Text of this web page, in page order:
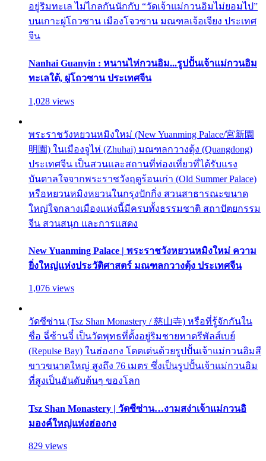
อยู่ริมทะเล ไม่ไกลกันนักกับ “วัดเจ้าแม่กวนอิมไม่ยอมไป”
บนเกาะผู่โถวซาน เมืองโจวซาน มณฑลเจ้อเจียง ประเทศ
จีน
Nanhai Guanyin : หนานไห่กวนอิม...รูปปั้นเจ้าแม่กวนอิม
ทะเลใต้, ผู่โถวซาน ประเทศจีน
1,028 views
พระราชวังหยวนหมิงใหม่ (New Yuanming Palace/宮新園
明園) ในเมืองจูไห่ (Zhuhai) มณฑลกวางตุ้ง (Quangdong)
ประเทศจีน เป็นสวนและสถานที่ท่องเที่ยวที่ได้รับแรง
บันดาลใจจากพระราชวังฤดูร้อนเก่า (Old Summer Palace)
หรือหยวนหมิงหยวนในกรุงปักกิ่ง สวนสาธารณะขนาด
ใหญ่ใจกลางเมืองแห่งนี้มีครบทั้งธรรมชาติ สถาปัตยกรรม
จีน สวนสนุก และการแสดง
New Yuanming Palace | พระราชวังหยวนหมิงใหม่ ความ
ยิ่งใหญ่แห่งประวัติศาสตร์ มณฑลกวางตุ้ง ประเทศจีน
1,076 views
วัดซีซ่าน (Tsz Shan Monastery / 慈山寺) หรือที่รู้จักกันใน
ชื่อ ฉี่ซ้านจี๋ เป็นวัดพุทธที่ตั้งอยู่ริมชายหาดรีพัลส์เบย์
(Repulse Bay) ในฮ่องกง โดดเด่นด้วยรูปปั้นเจ้าแม่กวนอิมสี
ขาวขนาดใหญ่ สูงถึง 76 เมตร ซึ่งเป็นรูปปั้นเจ้าแม่กวนอิม
ที่สูงเป็นอันดับต้นๆ ของโลก
Tsz Shan Monastery | วัดซีซ่าน…งามสง่าเจ้าแม่กวนอิ
มองค์ใหญ่แห่งฮ่องกง
829 views